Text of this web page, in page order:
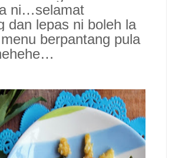
ni…selamat
dan lepas ni boleh la
berpantang pula